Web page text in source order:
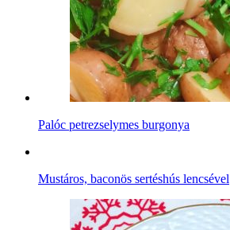
Palóc petrezselymes burgonya
Mustáros, baconös sertéshús lencsével